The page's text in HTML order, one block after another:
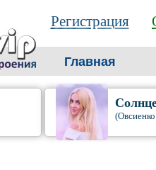
Регистрация
Главная